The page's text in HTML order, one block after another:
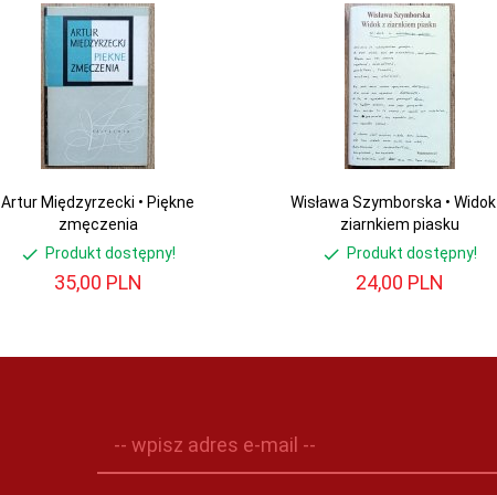
Artur Międzyrzecki • Piękne
zmęczenia
Produkt dostępny!
35,00 PLN
Wisława Szymborska •
ziarnkiem piasku
Produkt dostępny!
24,00 PLN
-- wpisz adres e-mail --